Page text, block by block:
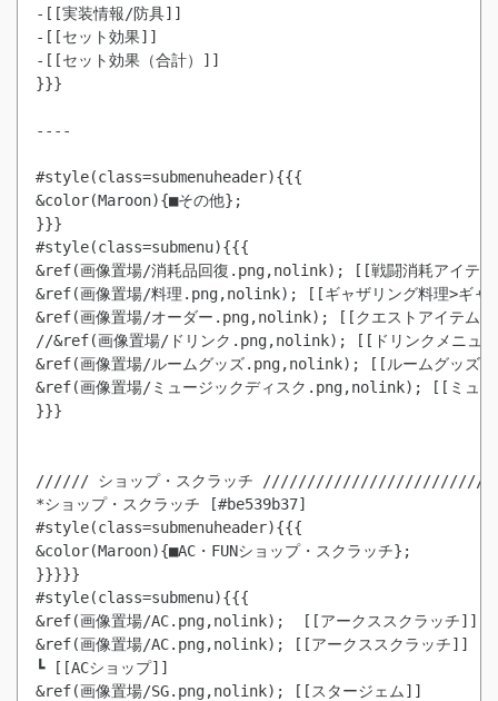
-[[実装情報/防具]]
-[[セット効果]]
-[[セット効果（合計）]]
}}}
----
#style(class=submenuheader){{{
&color(Maroon){■その他};
}}}
#style(class=submenu){{{
&ref(画像置場/消耗品回復.png,nolink); [[戦闘消耗アイテ
&ref(画像置場/料理.png,nolink); [[ギャザリング料理>ギャ
&ref(画像置場/オーダー.png,nolink); [[クエストアイテム]]
//&ref(画像置場/ドリンク.png,nolink); [[ドリンクメニュ
&ref(画像置場/ルームグッズ.png,nolink); [[ルームグッズ]]
&ref(画像置場/ミュージックディスク.png,nolink); [[ミュー
}}}
////// ショップ・スクラッチ //////////////////////////
*ショップ・スクラッチ [#be539b37]
#style(class=submenuheader){{{
&color(Maroon){■AC・FUNショップ・スクラッチ};
}}}}}
&ref(画像置場/AC.png,nolink);  [[アークススクラッチ]]
&ref(画像置場/AC.png,nolink); [[アークススクラッチ]]
┗ [[ACショップ]]
&ref(画像置場/SG.png,nolink); [[スタージェム]]